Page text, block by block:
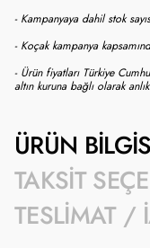
- Kampanyaya dahil stok
- Koçak kampanya
- Ürün fiyatları Türkiye
altın kuruna bağlı olarak
ÜRÜN
TAKSIT
TESLIMAT /